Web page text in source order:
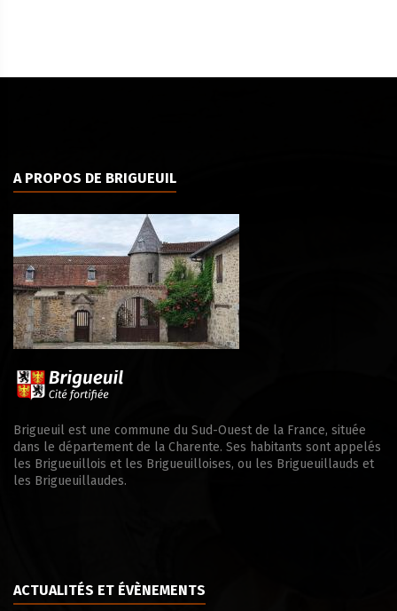
A PROPOS DE BRIGUEUIL
Brigueuil est une commune du Sud-Ouest de la France, située
dans le département de la Charente. Ses habitants sont appelés
les Brigueuillois et les Brigueuilloises, ou les Brigueuillauds et
les Brigueuillaudes.
ACTUALITÉS ET ÉVÈNEMENTS